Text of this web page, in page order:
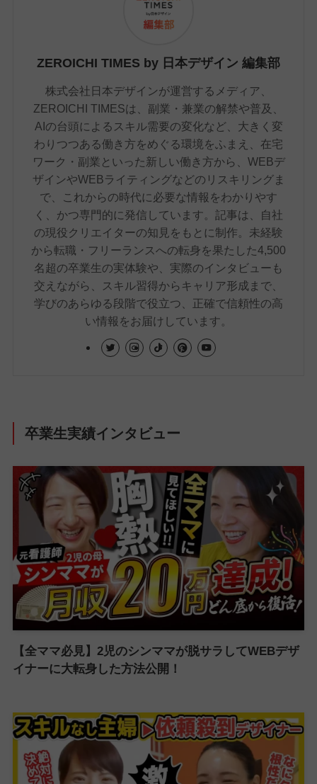
ZEROICHI TIMES by 日本デザイン 編集部
株式会社日本デザインが運営するメディア、
ZEROICHI TIMESは、副業・兼業の解禁や普及、
AIの台頭によるスキル需要の変化など、大きく変
わりつつある働き方をめぐる環境をふまえ、在宅
ワーク・副業といった新しい働き方から、WEBデ
ザインやWEBライティングなどのリスキリングま
で、これからの時代に必要な情報をわかりやす
く、かつ専門的に発信しています。記事は、自社
の現役クリエイターの知見をもとに制作。未経験
から転職・フリーランスへの転身を果たした4,500
名超の卒業生の実体験や、実際のインタビューも
交えながら、スキル習得からキャリア形成まで、
学びのあらゆる段階で役立つ、正確で信頼性の高
い情報をお届けしています。
卒業生実績インタビュー
【全ママ必見】2児のシンママが脱サラしてWEBデザ
イナーに大転身した方法公開！